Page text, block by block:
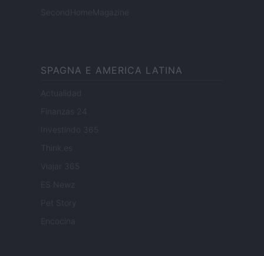
SecondHomeMagazine
SPAGNA E AMERICA LATINA
Actualidad
Finanzas 24
Investindo 365
Think.es
Viajar 365
ES Newz
Encocina